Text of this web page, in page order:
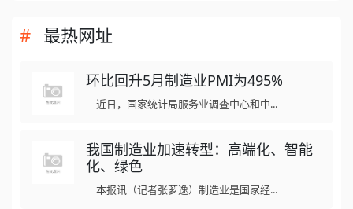
最热网址
环比回升5月制造业PMI为495%
近日，国家统计局服务业调查中心和中...
我国制造业加速转型：高端化、智能
化、绿色
本报讯（记者张芗逸）制造业是国家经...